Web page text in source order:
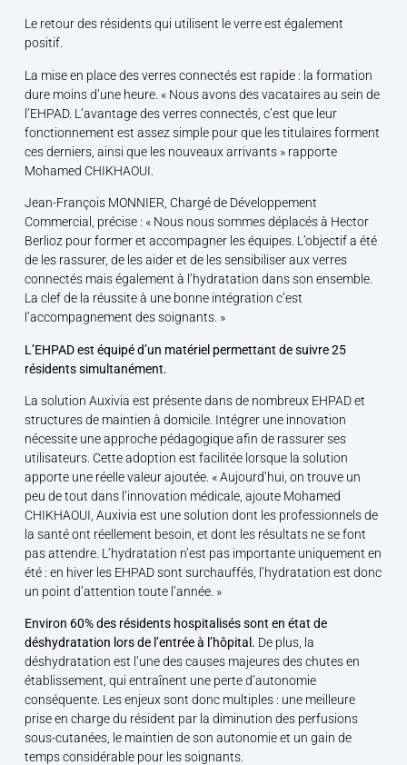
Le retour des résidents qui utilisent le verre est également
positif.
La mise en place des verres connectés est rapide : la formation
dure moins d’une heure. « Nous avons des vacataires au sein de
l’EHPAD. L’avantage des verres connectés, c’est que leur
fonctionnement est assez simple pour que les titulaires forment
ces derniers, ainsi que les nouveaux arrivants » rapporte
Mohamed CHIKHAOUI.
Jean-François MONNIER, Chargé de Développement
Commercial, précise : « Nous nous sommes déplacés à Hector
Berlioz pour former et accompagner les équipes. L’objectif a été
de les rassurer, de les aider et de les sensibiliser aux verres
connectés mais également à l’hydratation dans son ensemble.
La clef de la réussite à une bonne intégration c’est
l’accompagnement des soignants. »
L’EHPAD est équipé d’un matériel permettant de suivre 25
résidents simultanément.
La solution Auxivia est présente dans de nombreux EHPAD et
structures de maintien à domicile. Intégrer une innovation
nécessite une approche pédagogique afin de rassurer ses
utilisateurs. Cette adoption est facilitée lorsque la solution
apporte une réelle valeur ajoutée. « Aujourd’hui, on trouve un
peu de tout dans l’innovation médicale, ajoute Mohamed
CHIKHAOUI, Auxivia est une solution dont les professionnels de
la santé ont réellement besoin, et dont les résultats ne se font
pas attendre. L’hydratation n’est pas importante uniquement en
été : en hiver les EHPAD sont surchauffés, l’hydratation est donc
un point d’attention toute l’année. »
Environ 60% des résidents hospitalisés sont en état de
déshydratation lors de l’entrée à l’hôpital. De plus, la
déshydratation est l’une des causes majeures des chutes en
établissement, qui entraînent une perte d’autonomie
conséquente. Les enjeux sont donc multiples : une meilleure
prise en charge du résident par la diminution des perfusions
sous-cutanées, le maintien de son autonomie et un gain de
temps considérable pour les soignants.